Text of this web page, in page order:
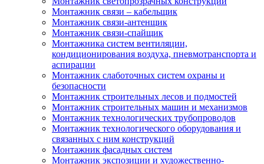
Монтажник связи – кабельщик
Монтажник связи-антенщик
Монтажник связи-спайщик
Монтажника систем вентиляции,
кондиционирования воздуха, пневмотранспорта и
аспирации
Монтажник слаботочных систем охраны и
безопасности
Монтажник строительных лесов и подмостей
Монтажник строительных машин и механизмов
Монтажник технологических трубопроводов
Монтажник технологического оборудования и
связанных с ним конструкций
Монтажник фасадных систем
Монтажник экспозиции и художественно-